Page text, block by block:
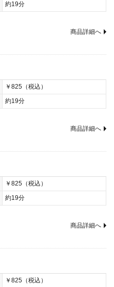
約19分
商品詳細へ
￥825（税込）
約19分
商品詳細へ
￥825（税込）
約19分
商品詳細へ
￥825（税込）